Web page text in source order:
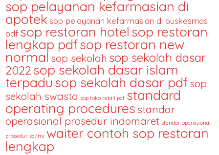
sop pelayanan kefarmasian di
apotek sop pelayanan kefarmasian di puskesmas
pdf sop restoran hotel sop restoran
lengkap pdfsop restoran new
normal sop sekolah sop sekolah dasar
2022 sop sekolah dasar islam
terpadu sop sekolah dasar pdfsop
sekolah swasta sop toko retail pdf standard
operating procedures standar
operasional prosedur indomaret standar operasional
prosedur sd/mi waiter contoh sop restoran
lengkap